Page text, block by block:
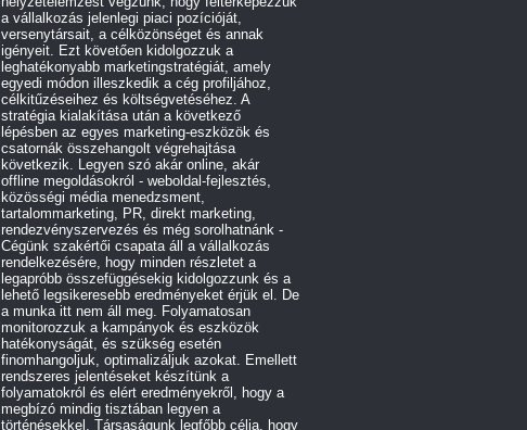
a vállalkozás jelenlegi piaci pozícióját,
versenytársait, a célközönséget és annak
igényeit. Ezt követően kidolgozzuk a
leghatékonyabb marketingstratégiát, amely
egyedi módon illeszkedik a cég profiljához,
célkitűzéseihez és költségvetéséhez. A
stratégia kialakítása után a következő
lépésben az egyes marketing-eszközök és
csatornák összehangolt végrehajtása
következik. Legyen szó akár online, akár
offline megoldásokról - weboldal-fejlesztés,
közösségi média menedzsment,
tartalommarketing, PR, direkt marketing,
rendezvényszervezés és még sorolhatnánk -
Cégünk szakértői csapata áll a vállalkozás
rendelkezésére, hogy minden részletet a
legapróbb összefüggésekig kidolgozzunk és a
lehető legsikeresebb eredményeket érjük el. De
a munka itt nem áll meg. Folyamatosan
monitorozzuk a kampányok és eszközök
hatékonyságát, és szükség esetén
finomhangoljuk, optimalizáljuk azokat. Emellett
rendszeres jelentéseket készítünk a
folyamatokról és elért eredményekről, hogy a
megbízó mindig tisztában legyen a
történésekkel. Társaságunk legfőbb célja, hogy